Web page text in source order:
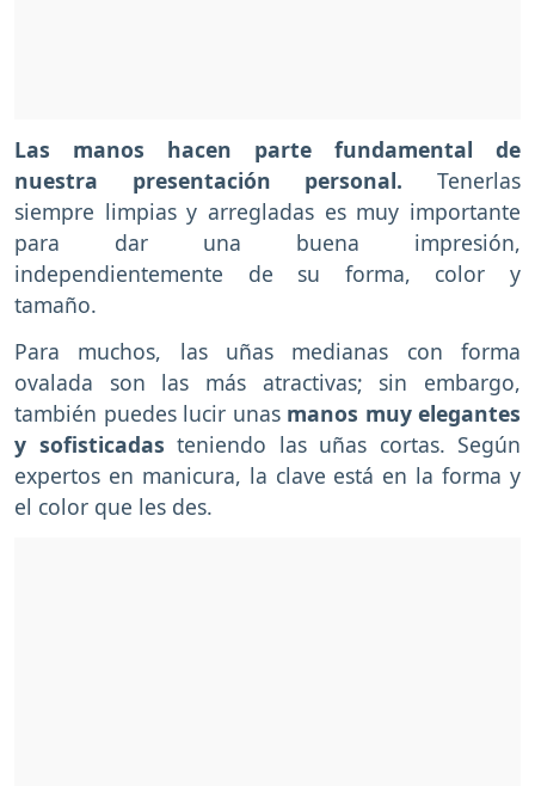
Las manos hacen parte fundamental de
nuestra presentación personal. Tenerlas
siempre limpias y arregladas es muy importante
para dar una buena impresión,
independientemente de su forma, color y
tamaño.
Para muchos, las uñas medianas con forma
ovalada son las más atractivas; sin embargo,
también puedes lucir unas manos muy elegantes
y sofisticadas teniendo las uñas cortas. Según
expertos en manicura, la clave está en la forma y
el color que les des.